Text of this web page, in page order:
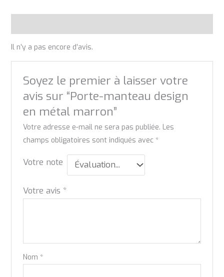
Il n’y a pas encore d’avis.
Soyez le premier à laisser votre
avis sur “Porte-manteau design
en métal marron”
Votre adresse e-mail ne sera pas publiée. Les
champs obligatoires sont indiqués avec *
Votre note
Votre avis *
Nom *